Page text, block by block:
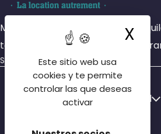
Este sitio web usa
cookies y te permite
controlar las que deseas
activar
X
Más de 4000 habitaciones en
todas las zonas geográficas de
Servicios
Nuestros anuncios
Quiénes somos
Póngase en contacto con nosotros
Español
Français